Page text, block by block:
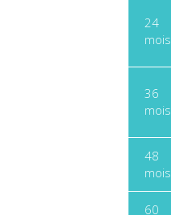
24
mois
36
mois
48
mois
60